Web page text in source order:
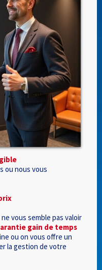
ou nous vous
vous semble pas valoir
gain de temps
ou on vous offre un
la gestion de votre